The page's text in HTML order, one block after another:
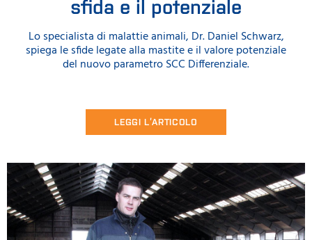
sfida e il potenziale
Lo specialista di malattie animali, Dr. Daniel Schwarz,
spiega le sfide legate alla mastite e il valore potenziale
del nuovo parametro SCC Differenziale.
LEGGI L’ARTICOLO